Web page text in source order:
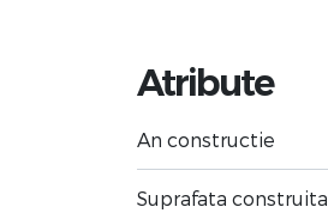
Atribute
An constructie
Suprafata construita